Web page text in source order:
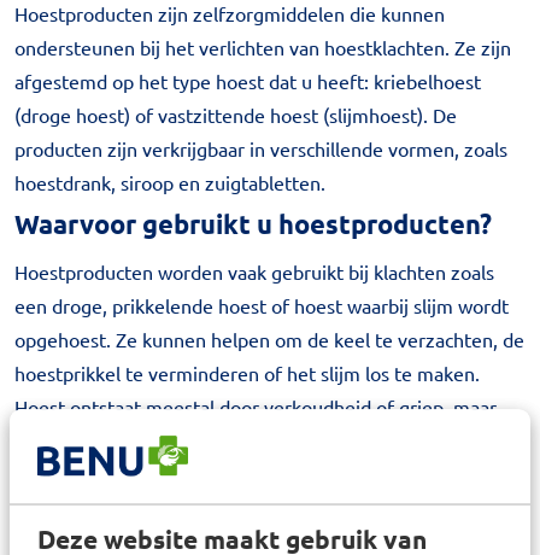
Deze website maakt gebruik van
Hoestproducten zijn zelfzorgmiddelen die kunnen
ondersteunen bij het verlichten van hoestklachten. Ze zijn
afgestemd op het type hoest dat u heeft: kriebelhoest
(droge hoest) of vastzittende hoest (slijmhoest). De
producten zijn verkrijgbaar in verschillende vormen, zoals
hoestdrank, siroop en zuigtabletten.
Waarvoor gebruikt u hoestproducten?
Hoestproducten worden vaak gebruikt bij klachten zoals
een droge, prikkelende hoest of hoest waarbij slijm wordt
opgehoest. Ze kunnen helpen om de keel te verzachten, de
hoestprikkel te verminderen of het slijm los te maken.
Hoest ontstaat meestal door verkoudheid of griep, maar
kan ook worden veroorzaakt door roken, allergieën of
droge lucht.
Welke producten vallen onder
hoestproducten?